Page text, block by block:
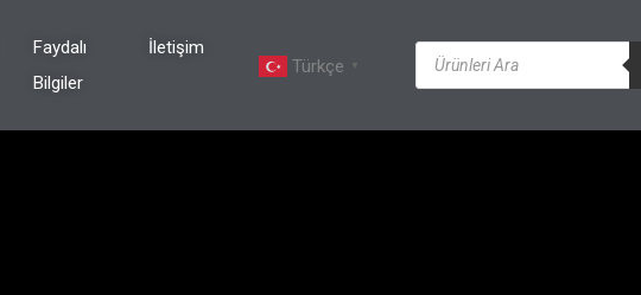
Faydalı
Bilgiler
İletişim
Türkçe
▼